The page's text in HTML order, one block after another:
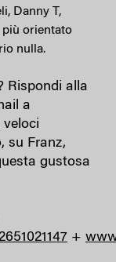
Danny T,
più orientato
nulla.
Rispondi alla
a
veloci
su Franz,
gustosa
+